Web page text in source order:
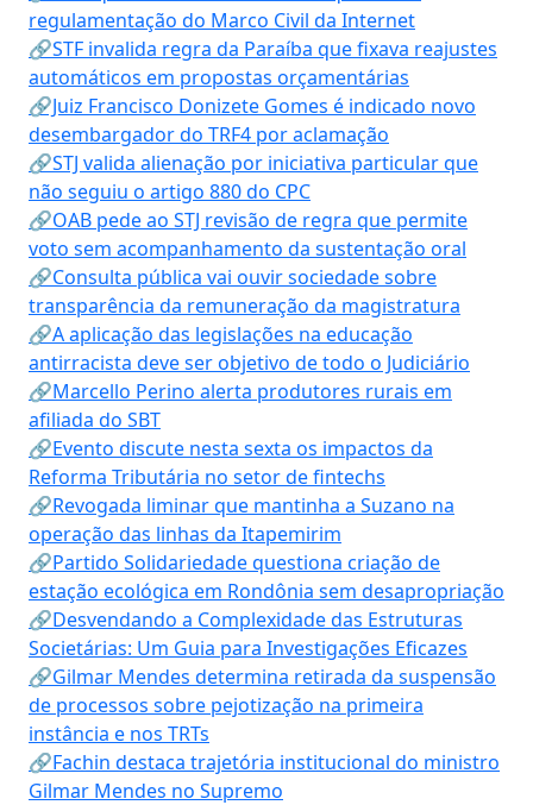
regulamentação do Marco Civil da Internet
🔗STF invalida regra da Paraíba que fixava reajustes
automáticos em propostas orçamentárias
🔗Juiz Francisco Donizete Gomes é indicado novo
desembargador do TRF4 por aclamação
🔗STJ valida alienação por iniciativa particular que
não seguiu o artigo 880 do CPC
🔗OAB pede ao STJ revisão de regra que permite
voto sem acompanhamento da sustentação oral
🔗Consulta pública vai ouvir sociedade sobre
transparência da remuneração da magistratura
🔗A aplicação das legislações na educação
antirracista deve ser objetivo de todo o Judiciário
🔗Marcello Perino alerta produtores rurais em
afiliada do SBT
🔗Evento discute nesta sexta os impactos da
Reforma Tributária no setor de fintechs
🔗Revogada liminar que mantinha a Suzano na
operação das linhas da Itapemirim
🔗Partido Solidariedade questiona criação de
estação ecológica em Rondônia sem desapropriação
🔗Desvendando a Complexidade das Estruturas
Societárias: Um Guia para Investigações Eficazes
🔗Gilmar Mendes determina retirada da suspensão
de processos sobre pejotização na primeira
instância e nos TRTs
🔗Fachin destaca trajetória institucional do ministro
Gilmar Mendes no Supremo